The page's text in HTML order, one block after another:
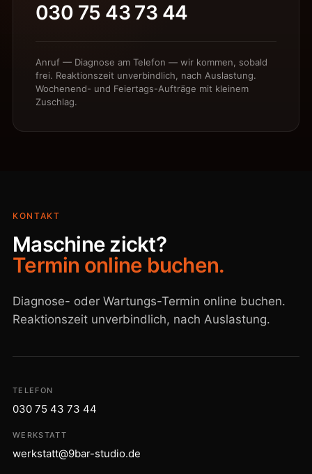
030 75 43 73 44
Anruf — Diagnose am Telefon — wir kommen, sobald
frei. Reaktionszeit unverbindlich, nach Auslastung.
Wochenend- und Feiertags-Aufträge mit kleinem
Zuschlag.
KONTAKT
Maschine zickt?
Termin online buchen.
Diagnose- oder Wartungs-Termin online buchen.
Reaktionszeit unverbindlich, nach Auslastung.
TELEFON
030 75 43 73 44
WERKSTATT
werkstatt@9bar-studio.de